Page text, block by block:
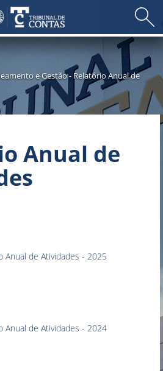
e Gestão- Relatório Anual de
Anual de
Anual de Atividades - 2025
Anual de Atividades - 2024